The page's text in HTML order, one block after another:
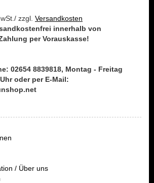
zzgl. Versandkosten
innerhalb von
per Vorauskasse!
02654 8839818, Montag - Freitag
oder per E-Mail:
/ Über uns